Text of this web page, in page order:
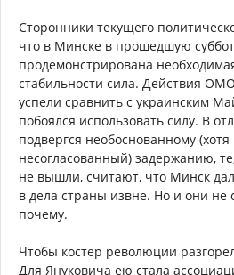
Сторонники текущего
что в Минске в прошедшую
продемонстрирована
стабильности сила. Действия
успели сравнить с украинским
побоялся использовать силу. В
подвергся необоснованному
несогласованный) задержанию,
не вышли, считают, что Минск
в дела страны извне. Но и они не
почему.
Чтобы костер революции
Для Януковича ею стала